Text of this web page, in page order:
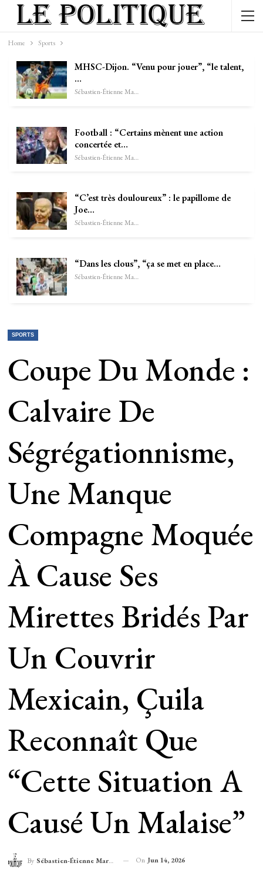
Home Sports
MHSC-Dijon. “Venu pour jouer”, “le talent,
…
Sébastien-Étienne Marechal
Football : “Certains mènent une action
concertée et…
Sébastien-Étienne Marechal
“C’est très douloureux” : le papillome de
Joe…
Sébastien-Étienne Marechal
“Dans les clous”, “ça se met en place…
Sébastien-Étienne Marechal
SPORTS
Coupe Du Monde :
Calvaire De
Ségrégationnisme,
Une Manque
Compagne Moquée
À Cause Ses
Mirettes Bridés Par
Un Couvrir
Mexicain, Çuila
Reconnaît Que
“cette Situation A
Causé Un Malaise”
By Sébastien-Étienne Marechal On Jun 14, 2026